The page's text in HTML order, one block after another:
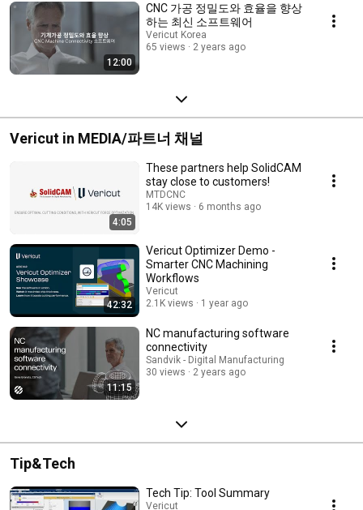
12:00
CNC 가공 정밀도와 효율을 향상
하는 최신 소프트웨어
Vericut Korea
65 views
2 years ago
Vericut in MEDIA/파트너 채널
4:05
These partners help SolidCAM
stay close to customers!
MTDCNC
14K views
6 months ago
42:32
Vericut Optimizer Demo -
Smarter CNC Machining
Workflows
Vericut
2.1K views
1 year ago
11:15
NC manufacturing software
connectivity
Sandvik - Digital Manufacturing
30 views
2 years ago
Tip&Tech
Tech Tip: Tool Summary
Vericut